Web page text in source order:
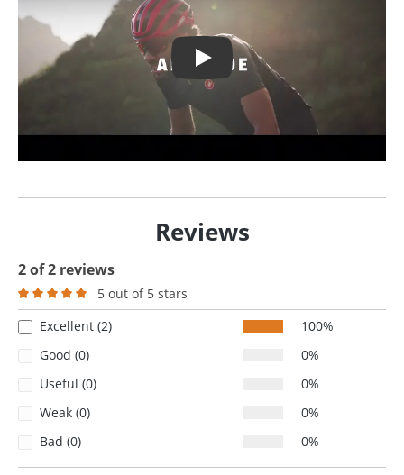
Play
Reviews
2 of 2 reviews
Average rating of 5 out of 5 stars
5 out of 5 stars
Excellent (2)
100%
Good (0)
0%
Useful (0)
0%
Weak (0)
0%
Bad (0)
0%